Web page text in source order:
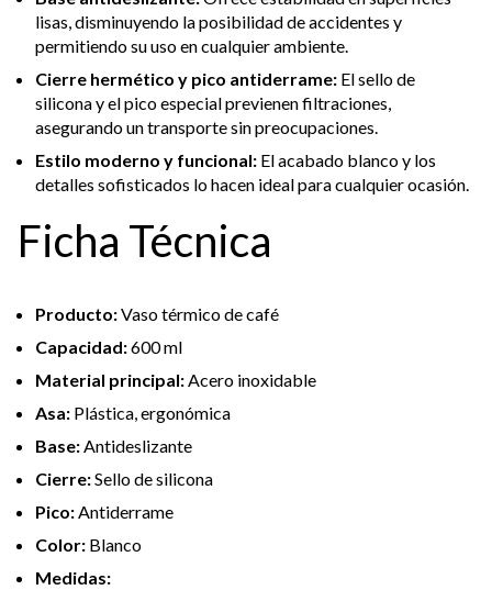
lisas, disminuyendo la posibilidad de accidentes y
permitiendo su uso en cualquier ambiente.
Cierre hermético y pico antiderrame: El sello de
silicona y el pico especial previenen filtraciones,
asegurando un transporte sin preocupaciones.
Estilo moderno y funcional: El acabado blanco y los
detalles sofisticados lo hacen ideal para cualquier ocasión.
Ficha Técnica
Producto:Vaso térmico de café
Capacidad:600 ml
Material principal:Acero inoxidable
Asa: Plástica, ergonómica
Base:Antideslizante
Cierre:Sello de silicona
Pico:Antiderrame
Color: Blanco
Medidas: